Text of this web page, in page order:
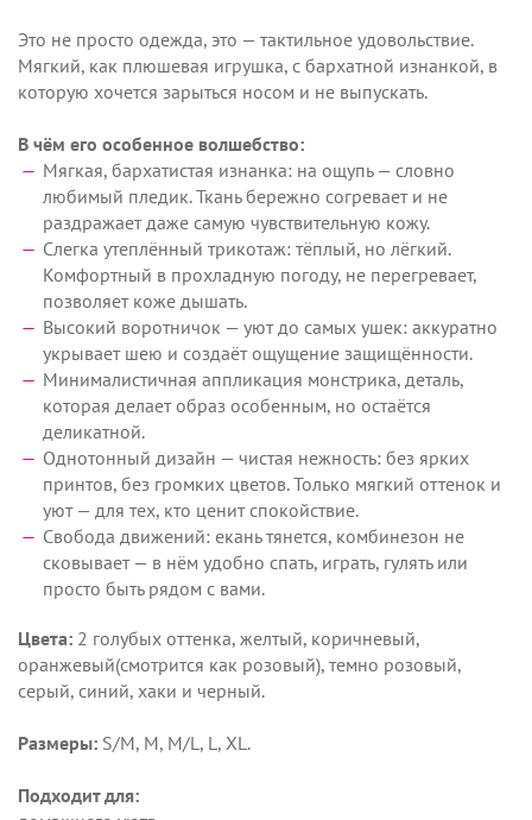
Это не просто одежда, это — тактильное удовольствие.
Мягкий, как плюшевая игрушка, с бархатной изнанкой, в
которую хочется зарыться носом и не выпускать.
В чём его особенное волшебство:
Мягкая, бархатистая изнанка: на ощупь — словно
любимый пледик. Ткань бережно согревает и не
раздражает даже самую чувствительную кожу.
Слегка утеплённый трикотаж: тёплый, но лёгкий.
Комфортный в прохладную погоду, не перегревает,
позволяет коже дышать.
Высокий воротничок — уют до самых ушек: аккуратно
укрывает шею и создаёт ощущение защищённости.
Минималистичная аппликация монстрика, деталь,
которая делает образ особенным, но остаётся
деликатной.
Однотонный дизайн — чистая нежность: без ярких
принтов, без громких цветов. Только мягкий оттенок и
уют — для тех, кто ценит спокойствие.
Свобода движений: екань тянется, комбинезон не
сковывает — в нём удобно спать, играть, гулять или
просто быть рядом с вами.
Цвета: 2 голубых оттенка, желтый, коричневый,
оранжевый(смотрится как розовый), темно розовый,
серый, синий, хаки и черный.
Размеры: S/M, M, M/L, L, XL.
Подходит для: